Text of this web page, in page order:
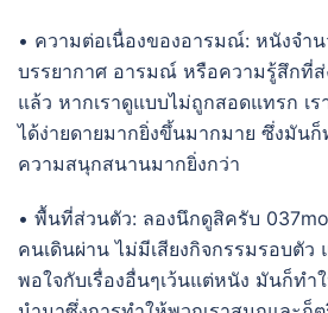
• ความต่อเนื่องของอารมณ์: หนังจำ
บรรยากาศ อารมณ์ หรือความรู้สึกที่
แล้ว หากเราดูแบบไม่ถูกสอดแทรก เ
ได้ง่ายดายมากยิ่งขึ้นมากมาย ซึ่งมันก็
ความสนุกสนานมากยิ่งกว่า
• พื้นที่ส่วนตัว: ลองนึกดูสิครับ
คนเดินผ่าน ไม่มีเสียงกิจกรรมรอบตัว
พอใจกับเรื่องอื่นๆเว้นแต่หนัง มันก็ทำ